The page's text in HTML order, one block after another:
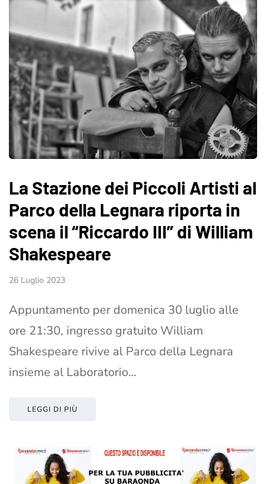
La Stazione dei Piccoli Artisti al
Parco della Legnara riporta in
scena il “Riccardo III” di William
Shakespeare
26 Luglio 2023
Appuntamento per domenica 30 luglio alle
ore 21:30, ingresso gratuito William
Shakespeare rivive al Parco della Legnara
insieme al Laboratorio…
LEGGI DI PIÙ